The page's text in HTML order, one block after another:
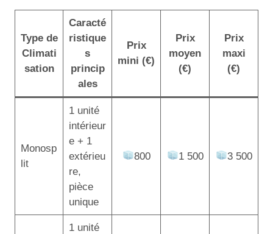
Type de
Climati
sation
Caracté
ristique
s
princip
ales
Prix
mini (€)
Prix
moyen
(€)
Prix
maxi
(€)
Monosp
lit
1 unité
intérieur
e + 1
extérieu
re,
pièce
unique
800 1 500 3 500
1 unité